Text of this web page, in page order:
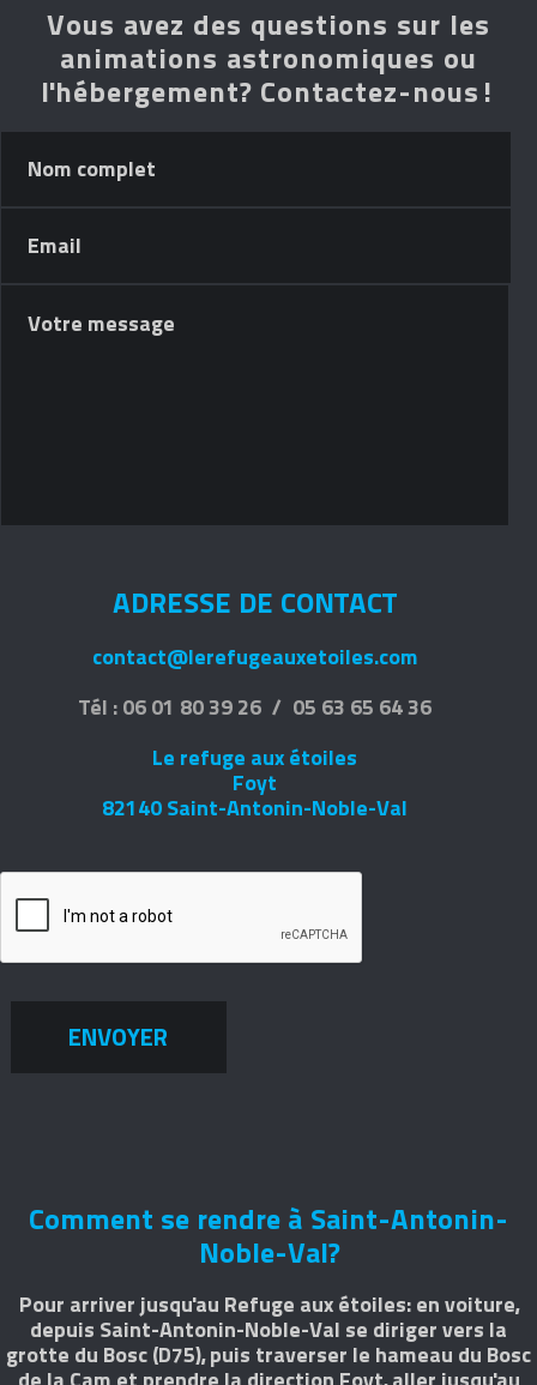
Vous avez des questions sur les
animations astronomiques ou
l'hébergement? Contactez-nous!
ADRESSE DE CONTACT
contact@lerefugeauxetoiles.com
Tél : 06 01 80 39 26 / 05 63 65 64 36
Le refuge aux étoiles
Foyt
82140 Saint-Antonin-Noble-Val
ENVOYER
Comment se rendre à Saint-Antonin-
Noble-Val?
Pour arriver jusqu'au Refuge aux étoiles: en voiture,
depuis Saint-Antonin-Noble-Val se diriger vers la
grotte du Bosc (D75), puis traverser le hameau du Bosc